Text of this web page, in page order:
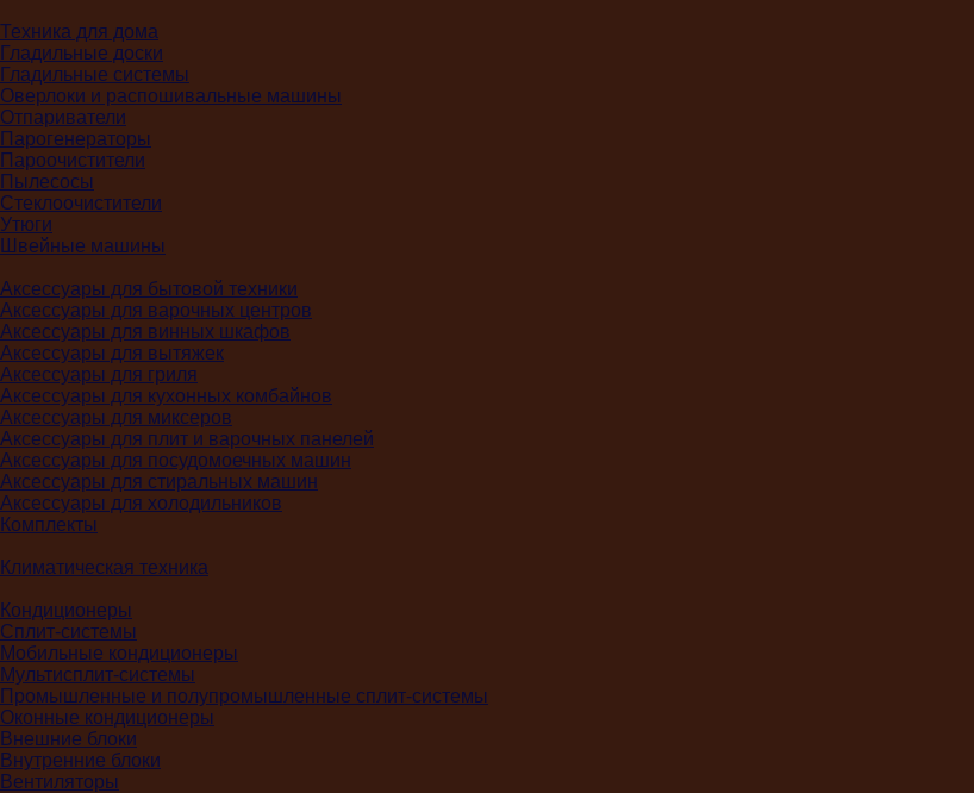
Техника для дома
Гладильные доски
Гладильные системы
Оверлоки и распошивальные машины
Отпариватели
Парогенераторы
Пароочистители
Пылесосы
Стеклоочистители
Утюги
Швейные машины
Аксессуары для бытовой техники
Аксессуары для варочных центров
Аксессуары для винных шкафов
Аксессуары для вытяжек
Аксессуары для гриля
Аксессуары для кухонных комбайнов
Аксессуары для миксеров
Аксессуары для плит и варочных панелей
Аксессуары для посудомоечных машин
Аксессуары для стиральных машин
Аксессуары для холодильников
Комплекты
Климатическая техника
Кондиционеры
Сплит-системы
Мобильные кондиционеры
Мультисплит-системы
Промышленные и полупромышленные сплит-системы
Оконные кондиционеры
Внешние блоки
Внутренние блоки
Вентиляторы